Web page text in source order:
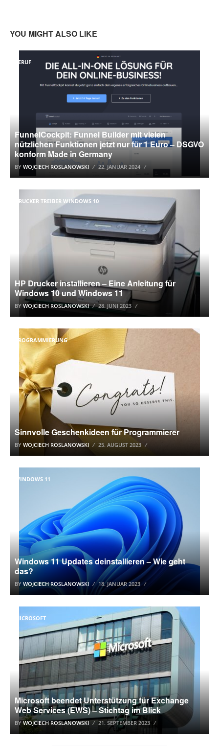
YOU MIGHT ALSO LIKE
BERUF
FunnelCockpit: Funnel Builder mit vielen
nützlichen Funktionen jetzt nur für 1 Euro – DSGVO
konform Made in Germany
BY WOJCIECH ROSLANOWSKI 22. JANUAR 2024
DRUCKER TREIBER WINDOWS 10
HP Drucker installieren – Eine Anleitung für
Windows 10 und Windows 11
BY WOJCIECH ROSLANOWSKI 28. JUNI 2023
PROGRAMMIERUNG
Sinnvolle Geschenkideen für Programmierer
BY WOJCIECH ROSLANOWSKI 25. AUGUST 2023
WINDOWS 11
Windows 11 Updates deinstallieren – Wie geht
das?
BY WOJCIECH ROSLANOWSKI 18. JANUAR 2023
MICROSOFT
Microsoft beendet Unterstützung für Exchange
Web Services (EWS) – Stichtag im Blick
BYWOJCIECH ROSLANOWSKI 21. SEPTEMBER 2023